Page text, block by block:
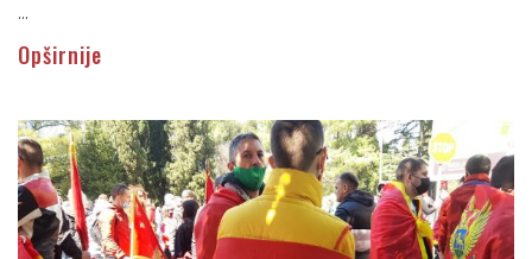
...
Opširnije